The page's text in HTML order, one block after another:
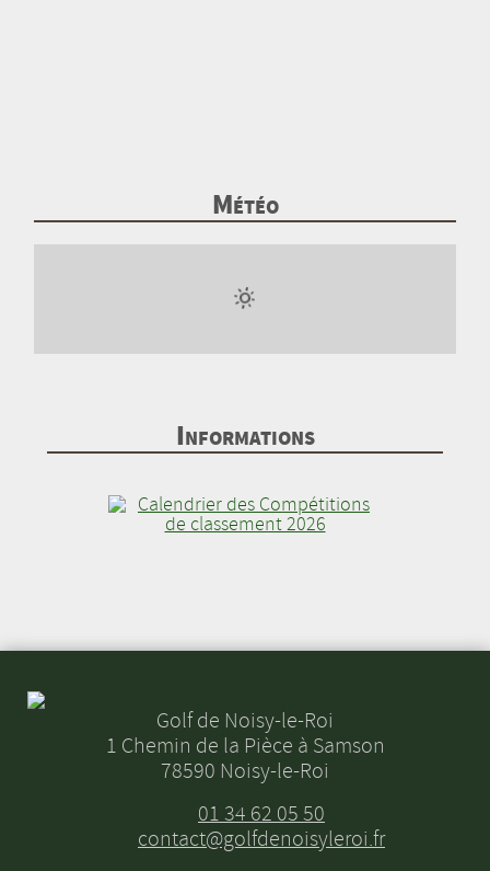
Météo
Informations
Golf de Noisy-le-Roi
1 Chemin de la Pièce à Samson
78590 Noisy-le-Roi
01 34 62 05 50
contact@golfdenoisyleroi.fr